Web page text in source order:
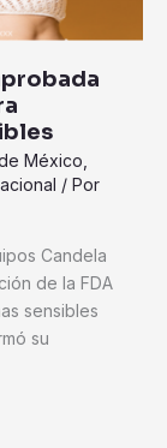
México
/ Por
Candela
de la FDA
sensibles
su